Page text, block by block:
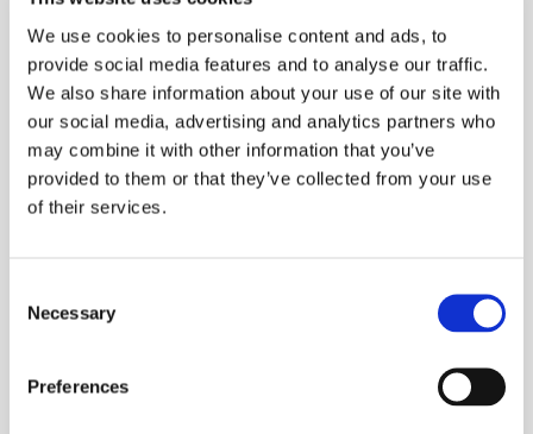
We use cookies to personalise content and ads, to
provide social media features and to analyse our traffic.
We also share information about your use of our site with
our social media, advertising and analytics partners who
may combine it with other information that you’ve
provided to them or that they’ve collected from your use
of their services.
Selection
Necessary
Preferences
Erfaren online-studerende
Nadja Jepsen har allerede mange erfaringer i at læse
online til trods for, at hendes
markedsføringsuddannelse egentlig var en uddannelse
med fysisk fremmøde. Hun boede allerede dengang i
Barcelona og fløj frem og tilbage, når det var
derfor blev det til meget få ture frem og tilbage for
Og onlineundervisningen, den blev hun bidt af.